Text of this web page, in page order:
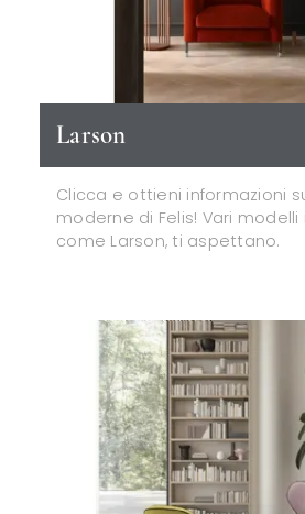
Larson
Clicca e ottieni informazioni
moderne di Felis! Vari
come Larson, ti aspettano.